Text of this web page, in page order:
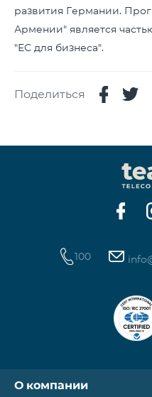
развития Германии.
Армении" является
"ЕС для бизнеса".
Поделиться
100
О компании